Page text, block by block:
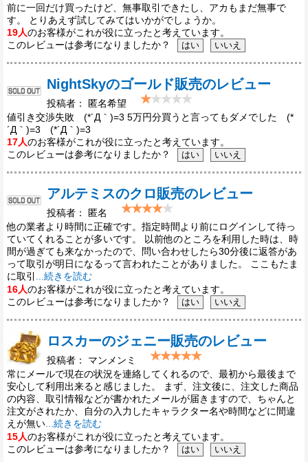
前に一回だけ買ったけど、無事取引できたし、アカもまだ無事で
す。 とりあえず試してみてはいかがでしょうか。
19人のお客様がこれが役に立ったと考えています。
このレビューは参考になりましたか？
NightSkyのゴールド販売のレビュー
投稿者： 匿名希望
値引き交渉失敗 (*´Д｀)=3 5万円分買うと言ってもダメでした (*
´Д｀)=3 (*´Д｀)=3
17人のお客様がこれが役に立ったと考えています。
このレビューは参考になりましたか？
アルテミスのクロ販売のレビュー
投稿者： 匿名
他の業者より時間に正確です。指定時間より前にログインして待っ
ていてくれることが多いです。 以前他のところを利用した時は、時
間が過ぎても来なかったので、問い合わせしたら30分後に返答があ
って取引が明日になるって言われたことがありました。 ここもたま
に取引
...続きを読む
16人のお客様がこれが役に立ったと考えています。
このレビューは参考になりましたか？
ロスカーのジェニー販売のレビュー
投稿者： マンメンミ
常にメールで現在の状況を連絡してくれるので、最初から最後まで
安心して利用出来ると感じました。 まず、注文後に、注文した商品
の内容、取引情報などが書かれたメールが届きますので、ちゃんと
注文がされたか、自分の入力したキャラクター名や時間などに間違
えが無い ...続きを読む
15人のお客様がこれが役に立ったと考えています。
このレビューは参考になりましたか？